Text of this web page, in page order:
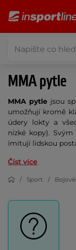
MMA pytle
MMA pytle jsou
umožňují kromě
údery lokty a
nízké kopy).
imitují lidskou
Číst více
Sport